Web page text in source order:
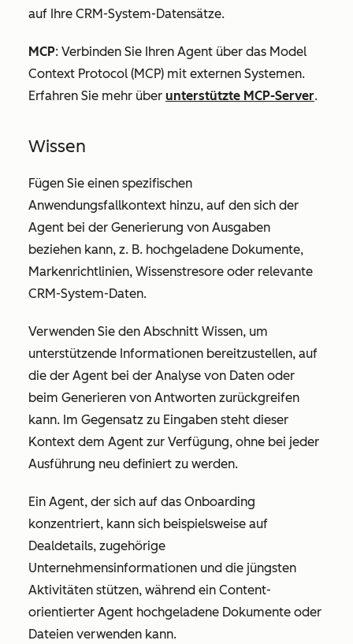
auf Ihre CRM-System-Datensätze.
MCP: Verbinden Sie Ihren Agent über das Model
Context Protocol (MCP) mit externen Systemen.
Erfahren Sie mehr über unterstützte MCP-Server.
Wissen
Fügen Sie einen spezifischen
Anwendungsfallkontext hinzu, auf den sich der
Agent bei der Generierung von Ausgaben
beziehen kann, z. B. hochgeladene Dokumente,
Markenrichtlinien, Wissenstresore oder relevante
CRM-System-Daten.
Verwenden Sie den Abschnitt Wissen, um
unterstützende Informationen bereitzustellen, auf
die der Agent bei der Analyse von Daten oder
beim Generieren von Antworten zurückgreifen
kann. Im Gegensatz zu Eingaben steht dieser
Kontext dem Agent zur Verfügung, ohne bei jeder
Ausführung neu definiert zu werden.
Ein Agent, der sich auf das Onboarding
konzentriert, kann sich beispielsweise auf
Dealdetails, zugehörige
Unternehmensinformationen und die jüngsten
Aktivitäten stützen, während ein Content-
orientierter Agent hochgeladene Dokumente oder
Dateien verwenden kann.